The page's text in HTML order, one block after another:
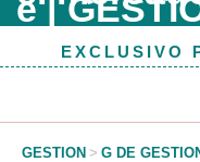
Columnistas
InfografíasEXCLUSIVO
GESTION > G DE